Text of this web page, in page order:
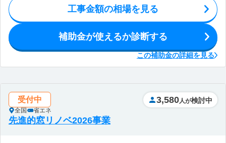
工事金額の相場を見る
補助金が使えるか診断する
この補助金の詳細を見る
受付中
全国 省エネ
3,580 人が検討中
先進的窓リノベ2026事業